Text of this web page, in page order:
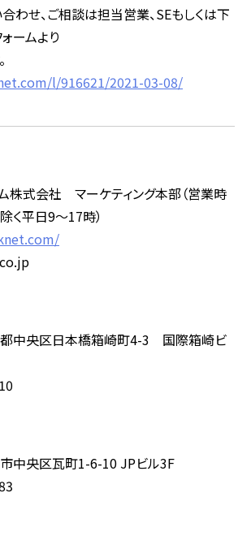
わせ、ご相談は担当営業、SEもしくは下
ームより
l/916621/2021-03-08/
株式会社 マーケティング本部（営業時
く平日9～17時）
中央区日本橋箱崎町4-3 国際箱崎ビ
中央区瓦町1-6-10 JPビル3F